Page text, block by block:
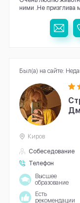
ними .Не призглива
Собеседование
Телефон
Киров
Высшее
образование
Есть
рекомендации
Был(а) на сайте: